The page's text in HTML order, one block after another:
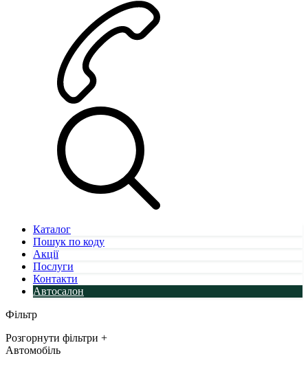
Каталог
Пошук по коду
Акції
Послуги
Контакти
Автосалон
Фільтр
Розгорнути фільтри +
Автомобіль